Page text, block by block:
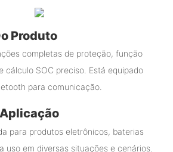
Produto
completas de proteção, função
cálculo SOC preciso. Está equipado
para comunicação.
para produtos eletrônicos, baterias
uso em diversas situações e cenários.